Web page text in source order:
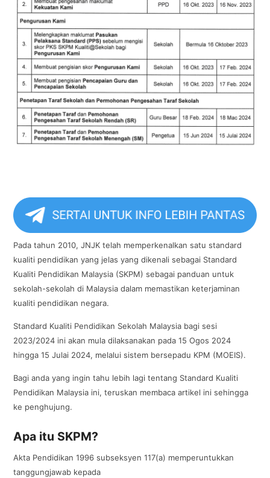
Pada tahun 2010, JNJK telah memperkenalkan satu standard
kualiti pendidikan yang jelas yang dikenali sebagai Standard
Kualiti Pendidikan Malaysia (SKPM) sebagai panduan untuk
sekolah-sekolah di Malaysia dalam memastikan keterjaminan
kualiti pendidikan negara.
Standard Kualiti Pendidikan Sekolah Malaysia bagi sesi
2023/2024 ini akan mula dilaksanakan pada 15 Ogos 2024
hingga 15 Julai 2024, melalui sistem bersepadu KPM (MOEIS).
Bagi anda yang ingin tahu lebih lagi tentang Standard Kualiti
Pendidikan Malaysia ini, teruskan membaca artikel ini sehingga
ke penghujung.
Apa itu SKPM?
Akta Pendidikan 1996 subseksyen 117(a) memperuntukkan
tanggungjawab kepada